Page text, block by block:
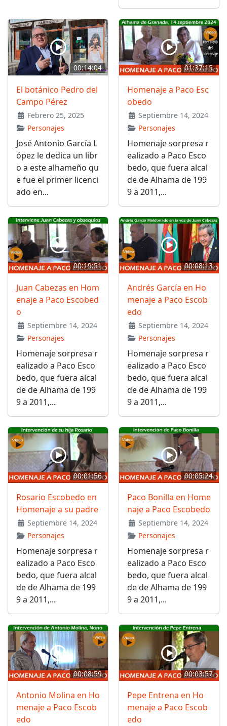
00:14:04
El botánico Pedro del
Campo Pérez
Febrero 25, 2025
Personajes
José Antonio García L
ópez le dedica un libr
o a este alhameño qu
e fue el primer licenci
ado en...
01:37:15
Homenaje a Paco Esc
obedo
Septiembre 14, 2024
Personajes
Homenaje sorpresa r
ealizado a Paco Esco
bedo, que fuera alcal
de de Alhama de 199
9 a 2011,...
00:19:51
Juan Cabezas en Hom
enaje a Paco Escobed
o
Septiembre 14, 2024
Personajes
Homenaje sorpresa r
ealizado a Paco Esco
bedo, que fuera alcal
de de Alhama de 199
9 a 2011,...
00:08:13
Andrés García en Ho
menaje a Paco Escob
edo
Septiembre 14, 2024
Personajes
Homenaje sorpresa r
ealizado a Paco Esco
bedo, que fuera alcal
de de Alhama de 199
9 a 2011,...
00:01:56
Rosario Escobedo en
Homenaje a su padre
Septiembre 14, 2024
Personajes
Homenaje sorpresa r
ealizado a Paco Esco
bedo, que fuera alcal
de de Alhama de 199
9 a 2011,...
00:05:24
Paco Bonilla en Home
naje a Paco Escobedo
Septiembre 14, 2024
Personajes
Homenaje sorpresa r
ealizado a Paco Esco
bedo, que fuera alcal
de de Alhama de 199
9 a 2011,...
00:08:59
Antonio Molina en Ho
menaje a Paco Escob
edo
00:03:57
Pepe Entrena en Ho
menaje a Paco Escob
edo